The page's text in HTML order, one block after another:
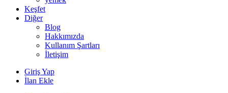
Keşfet
Diğer
Blog
Hakkımızda
Kullanım Şartları
İletişim
Giriş Yap
İlan Ekle